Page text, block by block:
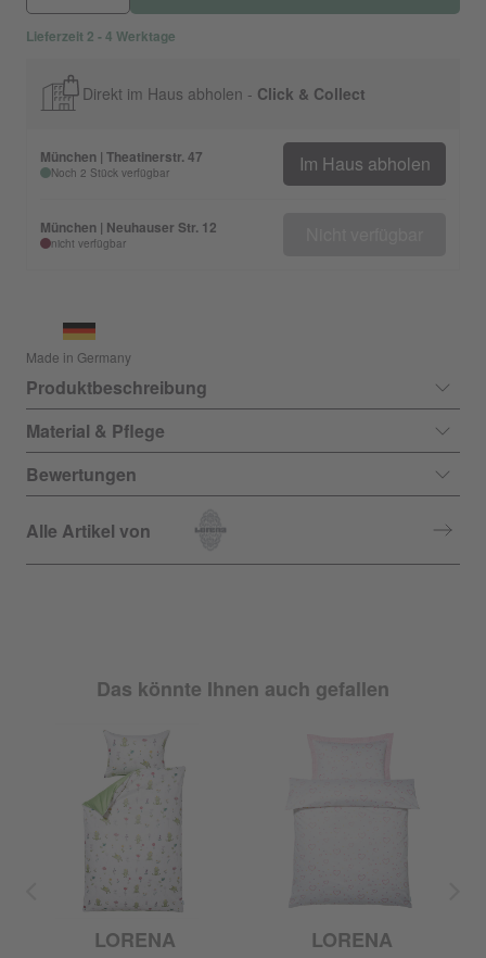
Lieferzeit 2 - 4 Werktage
Direkt im Haus abholen - Click & Collect
München | Theatinerstr. 47
Noch 2 Stück verfügbar Im Haus abholen
München | Neuhauser Str. 12
nicht verfügbar
Made in Germany
Produktbeschreibung
Material & Pflege
Bewertungen
Alle Artikel von
Das könnte Ihnen auch gefallen
LORENA
LORENA